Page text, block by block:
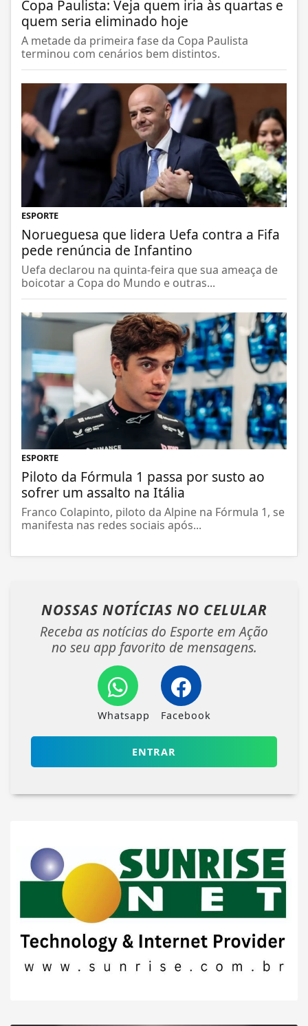
Copa Paulista: Veja quem iria às quartas e
quem seria eliminado hoje
A metade da primeira fase da Copa Paulista
terminou com cenários bem distintos.
ESPORTE
Norueguesa que lidera Uefa contra a Fifa
pede renúncia de Infantino
Uefa declarou na quinta-feira que sua ameaça de
boicotar a Copa do Mundo e outras...
ESPORTE
Piloto da Fórmula 1 passa por susto ao
sofrer um assalto na Itália
Franco Colapinto, piloto da Alpine na Fórmula 1, se
manifesta nas redes sociais após...
NOSSAS NOTÍCIAS NO CELULAR
Receba as notícias do Esporte em Ação
no seu app favorito de mensagens.
Whatsapp Facebook
ENTRAR